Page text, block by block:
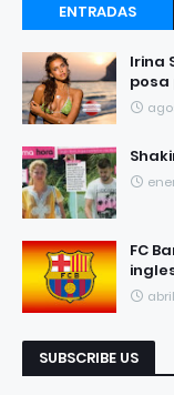
ENTRADAS
RECIENTES
Irina
posa
FC
abril
SUBSCRIBE US